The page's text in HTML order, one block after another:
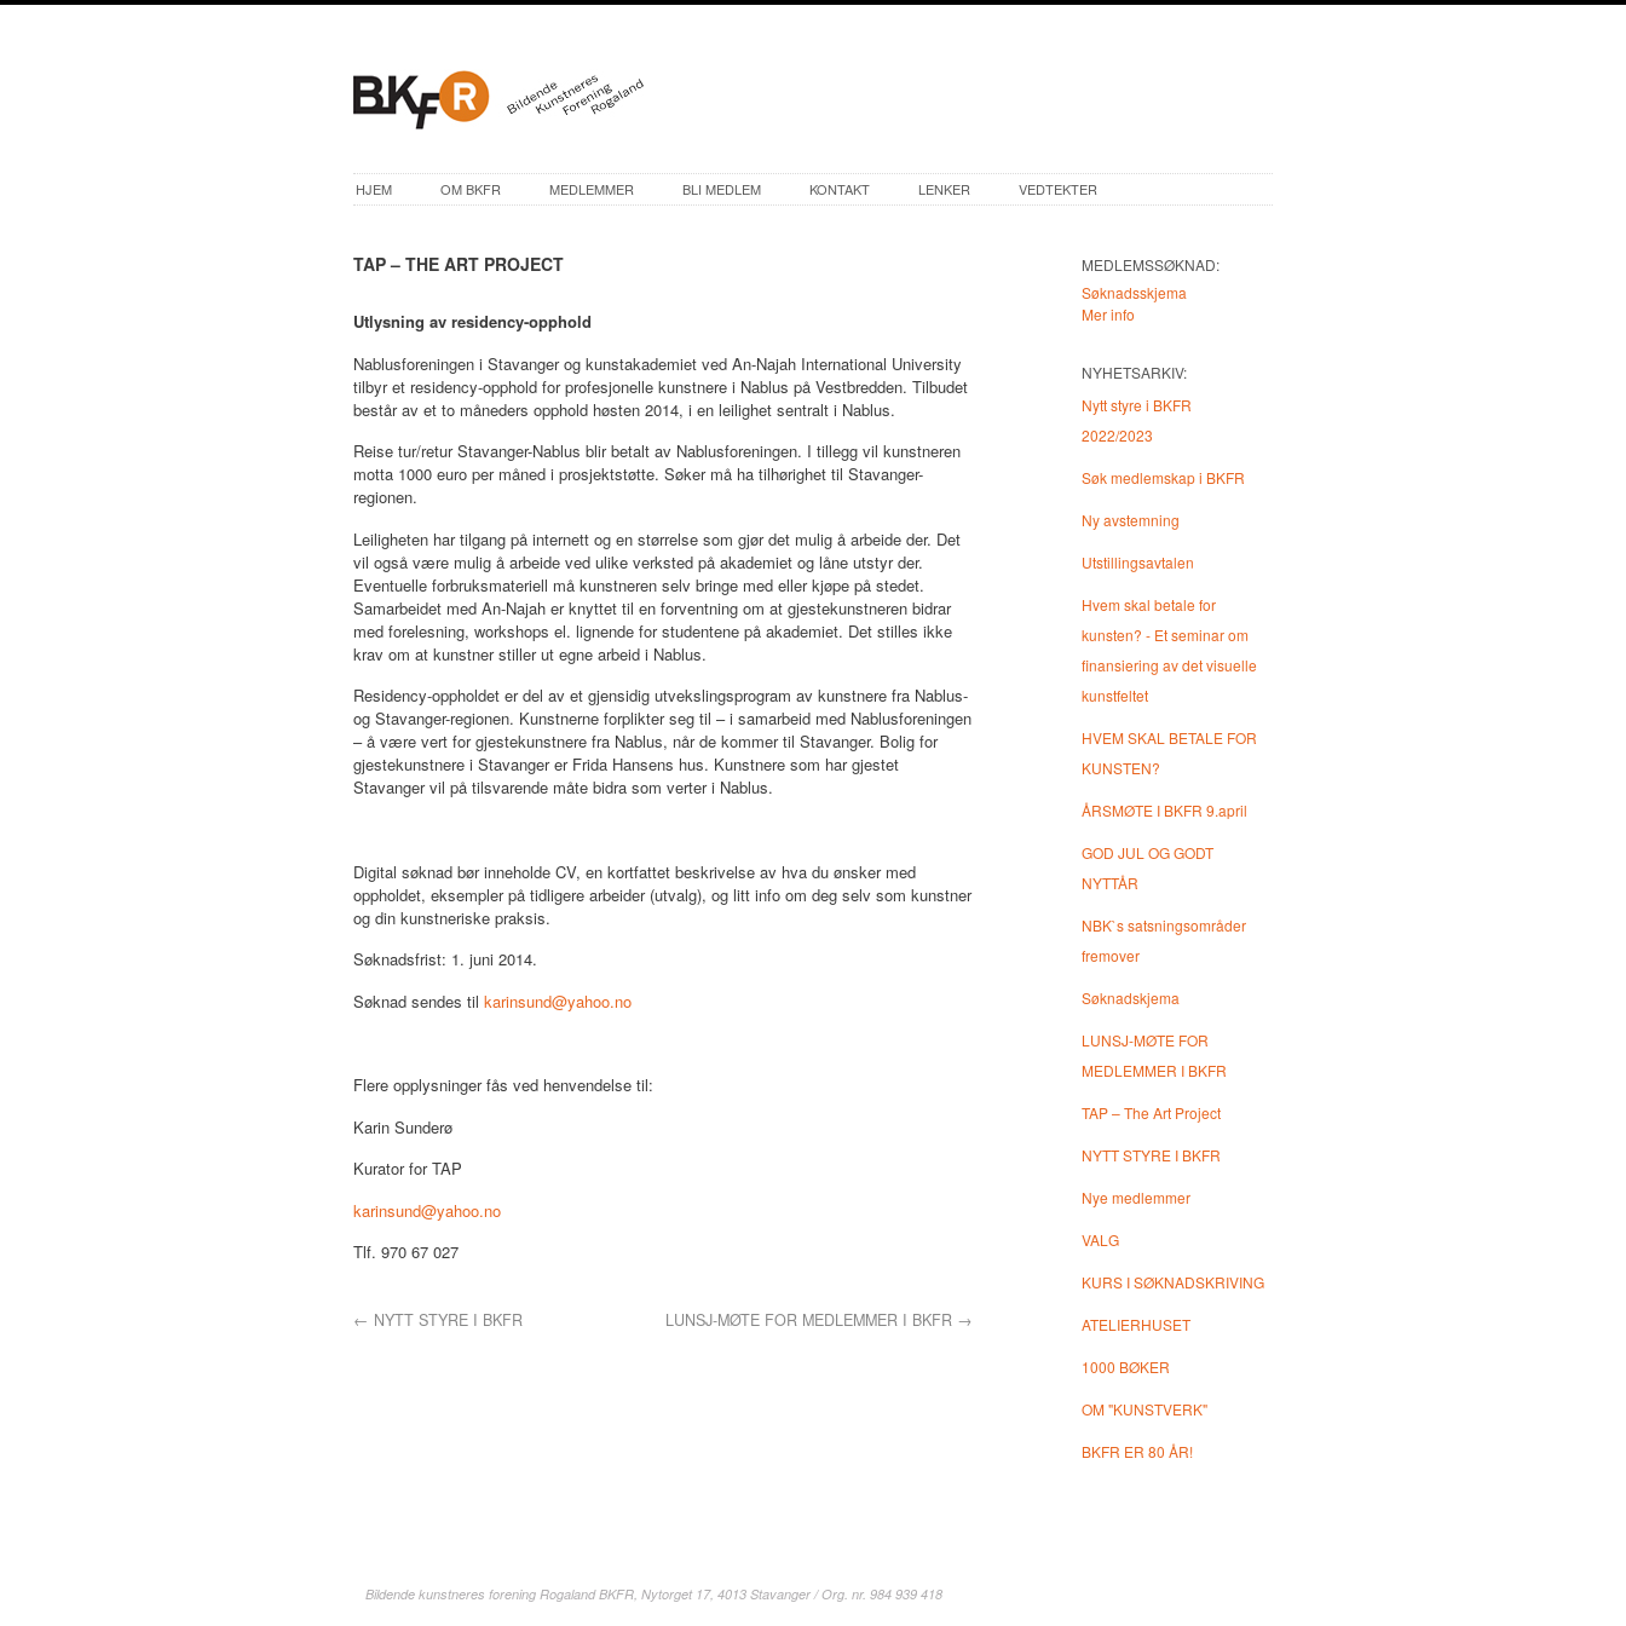
HJEM OM BKFR MEDLEMMER BLI MEDLEM KONTAKT LENKER VEDTEKTER
TAP – THE ART PROJECT
Utlysning av residency-opphold
Nablusforeningen i Stavanger og kunstakademiet ved An-Najah International University
tilbyr et residency-opphold for profesjonelle kunstnere i Nablus på Vestbredden. Tilbudet
består av et to måneders opphold høsten 2014, i en leilighet sentralt i Nablus.
Reise tur/retur Stavanger-Nablus blir betalt av Nablusforeningen. I tillegg vil kunstneren
motta 1000 euro per måned i prosjektstøtte. Søker må ha tilhørighet til Stavanger-
regionen.
Leiligheten har tilgang på internett og en størrelse som gjør det mulig å arbeide der. Det
vil også være mulig å arbeide ved ulike verksted på akademiet og låne utstyr der.
Eventuelle forbruksmateriell må kunstneren selv bringe med eller kjøpe på stedet.
Samarbeidet med An-Najah er knyttet til en forventning om at gjestekunstneren bidrar
med forelesning, workshops el. lignende for studentene på akademiet. Det stilles ikke
krav om at kunstner stiller ut egne arbeid i Nablus.
Residency-oppholdet er del av et gjensidig utvekslingsprogram av kunstnere fra Nablus-
og Stavanger-regionen. Kunstnerne forplikter seg til – i samarbeid med Nablusforeningen
– å være vert for gjestekunstnere fra Nablus, når de kommer til Stavanger. Bolig for
gjestekunstnere i Stavanger er Frida Hansens hus. Kunstnere som har gjestet
Stavanger vil på tilsvarende måte bidra som verter i Nablus.
Digital søknad bør inneholde CV, en kortfattet beskrivelse av hva du ønsker med
oppholdet, eksempler på tidligere arbeider (utvalg), og litt info om deg selv som kunstner
og din kunstneriske praksis.
Søknadsfrist: 1. juni 2014.
Søknad sendes til karinsund@yahoo.no
Flere opplysninger fås ved henvendelse til:
Karin Sunderø
Kurator for TAP
karinsund@yahoo.no
Tlf. 970 67 027
← NYTT STYRE I BKFR LUNSJ-MØTE FOR MEDLEMMER I BKFR →
MEDLEMSSØKNAD:
Søknadsskjema
Mer info
NYHETSARKIV:
Nytt styre i BKFR
2022/2023
Søk medlemskap i BKFR
Ny avstemning
Utstillingsavtalen
Hvem skal betale for
kunsten? - Et seminar om
finansiering av det visuelle
kunstfeltet
HVEM SKAL BETALE FOR
KUNSTEN?
ÅRSMØTE I BKFR 9.april
GOD JUL OG GODT
NYTTÅR
NBK`s satsningsområder
fremover
Søknadskjema
LUNSJ-MØTE FOR
MEDLEMMER I BKFR
TAP – The Art Project
NYTT STYRE I BKFR
Nye medlemmer
VALG
KURS I SØKNADSKRIVING
ATELIERHUSET
1000 BØKER
OM "KUNSTVERK"
BKFR ER 80 ÅR!
Bildende kunstneres forening Rogaland BKFR, Nytorget 17, 4013 Stavanger / Org. nr. 984 939 418